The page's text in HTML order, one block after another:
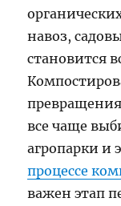
навоз,
становится
все чаще
агропарки и
процессе
важен этап